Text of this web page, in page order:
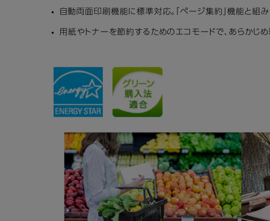
自動両面印刷機能に標準対応。「ページ集約」機能と組
用紙やトナーを節約するためのエコモードで、あらかじ